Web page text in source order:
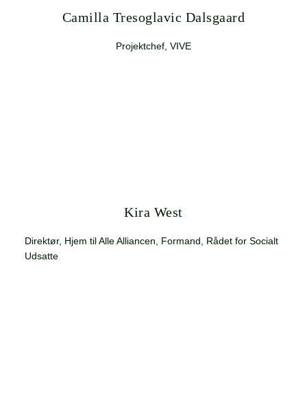
Camilla Tresoglavic Dalsgaard
Projektchef, VIVE
Kira West
Direktør, Hjem til Alle Alliancen, Formand, Rådet for Socialt
Udsatte